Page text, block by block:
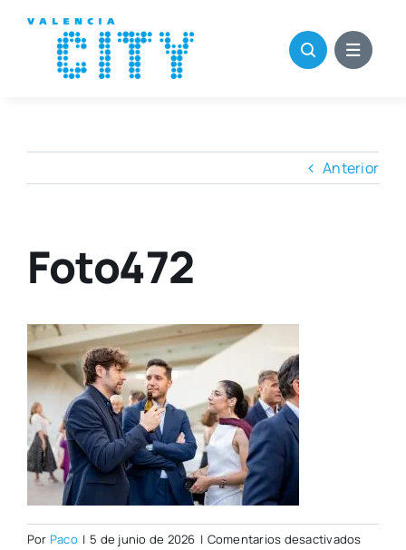
contenido
Anterior
Foto472
Por Paco | 5 de junio de 2026 | Comentarios desactivadosen